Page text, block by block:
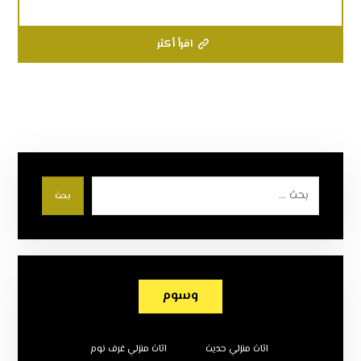
اقرأ أكثر
بحث
وسوم
اثاث منزلي حديث اثاث منزلي غرف نوم